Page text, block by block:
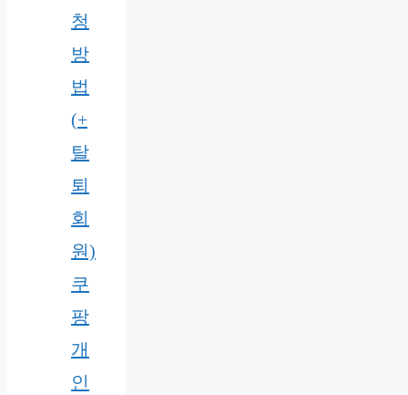
청
방
법
(+
탈
퇴
회
원)
쿠
팡
개
인